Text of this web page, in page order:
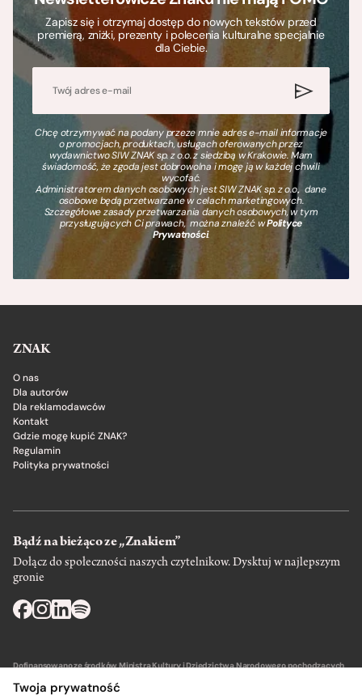
Zapisz się i otrzymaj dostęp do nowych tekstów przed
premierą, zniżki, prezenty i polecenia kulturalne specjalnie
dla Ciebie.
Chcę otrzymywać na podany przeze mnie adres e-mail informacje
o promocjach, produktach, usługach oferowanych przez
wydawnictwo SIW ZNAK sp. z o.o. z siedzibą w Krakowie. Mam
świadomość, że zgoda jest dobrowolna i mogę ją w każdej chwili
wycofać.
Administratorem danych osobowych jest SIW ZNAK sp. z o.o., dane
osobowe będą przetwarzane w celach marketingowych.
Szczegółowe zasady przetwarzania danych osobowych, w tym
przysługujących Ci prawach, można znaleźć wPolityce
Prywatności.
ZNAK
O nas
Dla autorów
Dla reklamodawców
Kontakt
Gdzie mogę kupić ZNAK?
Regulamin
Polityka prywatności
Bądź na bieżąco ze „Znakiem”
Dołącz do społeczności naszych czytelnikow. Dysktuj w najlepszym
gronie
Dofinansowano ze środków Ministra Kultury i Dziedzictwa Narodowego pochodzących
Twoja prywatność